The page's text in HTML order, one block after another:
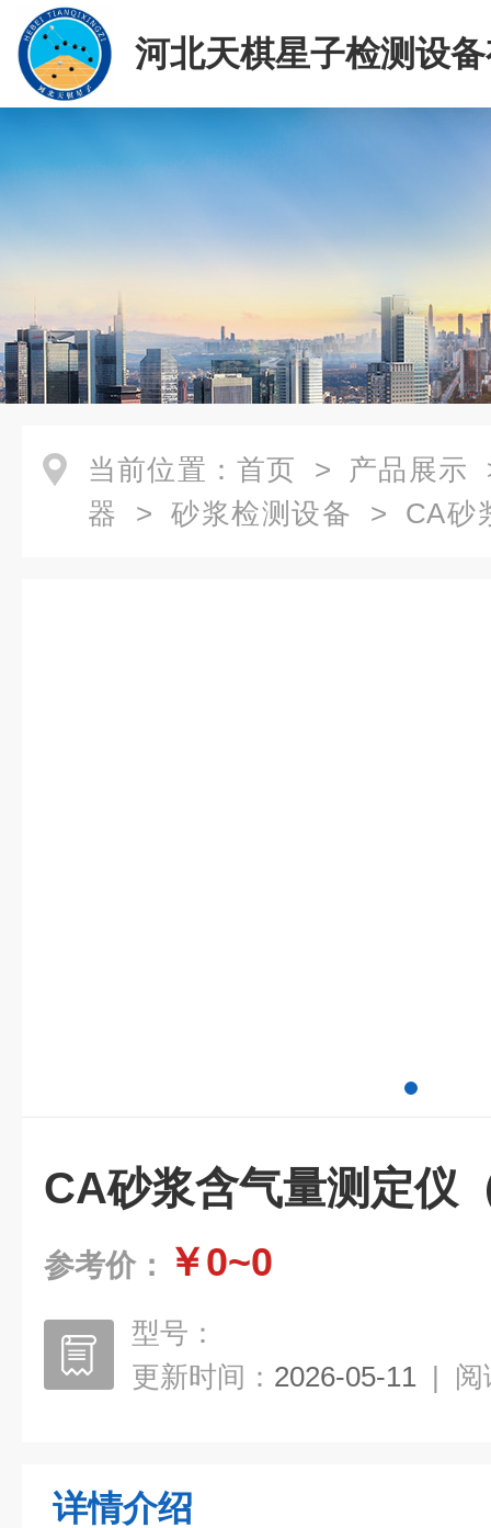
河北天棋星子检测设
司
当前位置： 首页 > 产品展示
器 > 砂浆检测设备 > CA砂
CA砂浆含气量测定仪
参考价： ￥0~0
型号：
更新时间： 2026-05-11 | 阅
详情介绍